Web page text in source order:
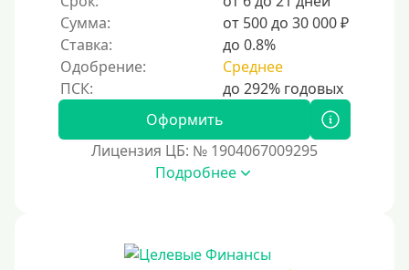
2500 руб
3000 руб
4000 руб
5000 руб
Сумма:
от 500 до 30 000 ₽
Ставка:
до 0.8%
Одобрение:
Среднее
Оформить
Лицензия ЦБ: № 1904067009295
Подробнее